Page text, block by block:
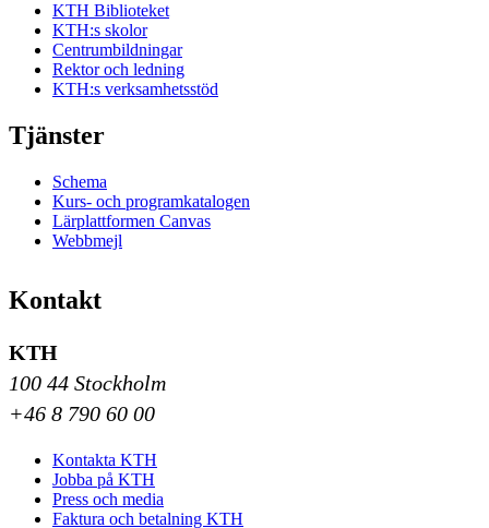
KTH Biblioteket
KTH:s skolor
Centrumbildningar
Rektor och ledning
KTH:s verksamhetsstöd
Tjänster
Schema
Kurs- och programkatalogen
Lärplattformen Canvas
Webbmejl
Kontakt
KTH
100 44 Stockholm
+46 8 790 60 00
Kontakta KTH
Jobba på KTH
Press och media
Faktura och betalning KTH